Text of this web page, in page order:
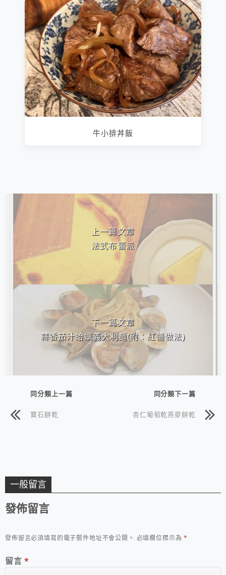
牛小排丼飯
相連文章
上一篇文章
法式布蕾派
下一篇文章
蒜香茄汁蛤蠣義大利麵(附：紅醬做法)
同分類上一篇
寶石餅乾
同分類下一篇
杏仁葡萄乾燕麥餅乾
一般留言
發佈留言
發佈留言必須填寫的電子郵件地址不會公開。 必填欄位標示為*
留言 *